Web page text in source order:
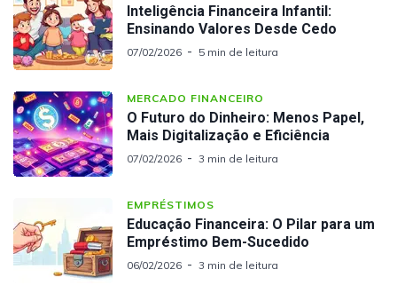
Inteligência Financeira Infantil:
Ensinando Valores Desde Cedo
07/02/2026 5 min de leitura
MERCADO FINANCEIRO
O Futuro do Dinheiro: Menos Papel,
Mais Digitalização e Eficiência
07/02/2026 3 min de leitura
EMPRÉSTIMOS
Educação Financeira: O Pilar para um
Empréstimo Bem-Sucedido
06/02/2026 3 min de leitura